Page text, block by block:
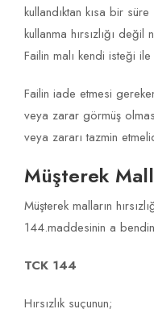
kullandıktan kısa bir
kullanma hırsızlığı değil
Failin malı kendi isteği
Failin iade etmesi
veya zarar görmüş
veya zararı tazmin
Müşterek
Müşterek malların
144.maddesinin a
TCK 144
Hırsızlık suçunun;